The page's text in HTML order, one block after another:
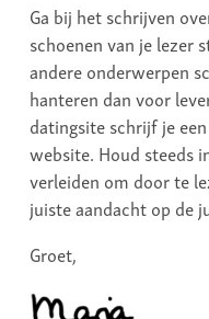
Ga bij het schrijven
schoenen van je lezer
andere onderwerpen
hanteren dan voor
datingsite schrijf je
website. Houd steeds
verleiden om door te
juiste aandacht op de
Groet,